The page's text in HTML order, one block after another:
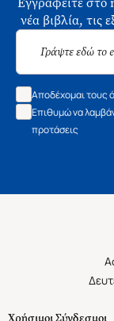
νέα βιβλία, τις
Αποδέχομαι τους
Επιθυμώ να
προτάσεις